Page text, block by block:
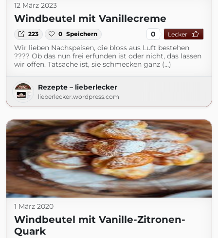
12 März 2023
Windbeutel mit Vanillecreme
223 0 Speichern 0 Lecker
Wir lieben Nachspeisen, die bloss aus Luft bestehen
???? Ob das nun frei erfunden ist oder nicht, das lassen
wir offen. Tatsache ist, sie schmecken ganz (...)
Rezepte – lieberlecker
lieberlecker.wordpress.com
1 März 2020
Windbeutel mit Vanille-Zitronen-
Quark